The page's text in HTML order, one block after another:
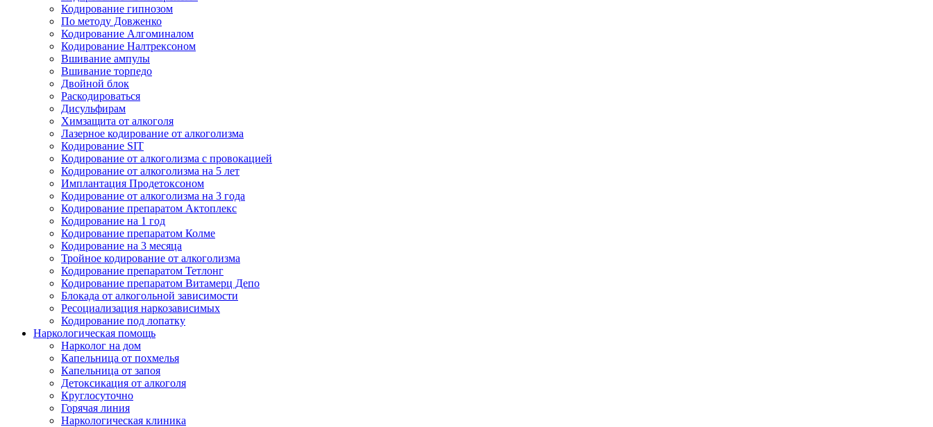
Кодирование гипнозом
По методу Довженко
Кодирование Алгоминалом
Кодирование Налтрексоном
Вшивание ампулы
Вшивание торпедо
Двойной блок
Раскодироваться
Дисульфирам
Химзащита от алкоголя
Лазерное кодирование от алкоголизма
Кодирование SIT
Кодирование от алкоголизма с провокацией
Кодирование от алкоголизма на 5 лет
Имплантация Продетоксоном
Кодирование от алкоголизма на 3 года
Кодирование препаратом Актоплекс
Кодирование на 1 год
Кодирование препаратом Колме
Кодирование на 3 месяца
Тройное кодирование от алкоголизма
Кодирование препаратом Тетлонг
Кодирование препаратом Витамерц Депо
Блокада от алкогольной зависимости
Ресоциализация наркозависимых
Кодирование под лопатку
Наркологическая помощь
Нарколог на дом
Капельница от похмелья
Капельница от запоя
Детоксикация от алкоголя
Круглосуточно
Горячая линия
Наркологическая клиника